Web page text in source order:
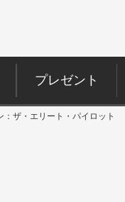
プレゼント
：ザ・エリート・パイロット